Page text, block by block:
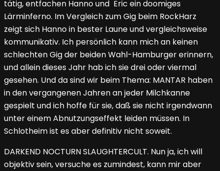
tätig, entfachen Hanno und Eric ein doomiges
Lärminferno. Im Vergleich zum Gig beim RockHarz
zeigt sich Hanno in bester Laune und vergleichsweise
kommunikativ. Ich persönlich kann mich an keinen
schlechten Gig der beiden Wahl-Hamburger erinnern,
und allein dieses Jahr hab ich sie drei oder viermal
gesehen. Und da sind wir beim Thema: MANTAR haben
in den vergangenen Jahren an jeder Milchkanne
gespielt und ich hoffe für sie, daß sie nicht irgendwann
unter einem Abnutzungseffekt leiden müssen. In
Schlotheim ist es aber definitiv nicht soweit.
DARKEND NOCTURN SLAUGHTERCULT. Nun ja, ich will
objektiv sein, versuche es zumindest, kann mir aber